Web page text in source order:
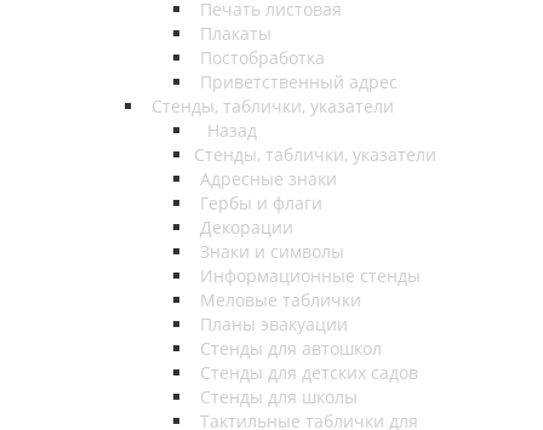
Печать листовая
Плакаты
Постобработка
Приветственный адрес
Стенды, таблички, указатели
Назад
Стенды, таблички, указатели
Адресные знаки
Гербы и флаги
Декорации
Знаки и символы
Информационные стенды
Меловые таблички
Планы эвакуации
Стенды для автошкол
Стенды для детских садов
Стенды для школы
Тактильные таблички для